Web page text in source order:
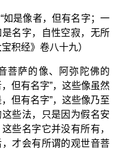
如是像者，但有名字；一
名字，自性空寂，无所
积经》卷八十九）
菩萨的像、阿弥陀佛的
但有名字”，这些像虽然
但有名字”，这些像乃至
些法，只是因为假名安
些名字它并没有所有，
才会有所谓的观世音菩